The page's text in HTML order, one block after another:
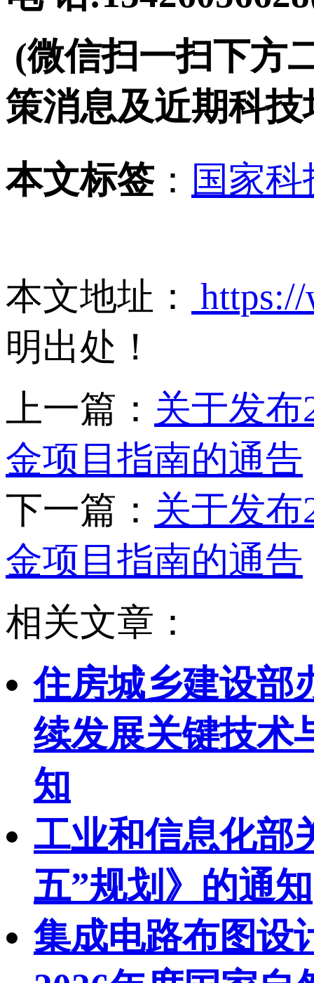
(微信扫一扫下方
策消息及近期科
本文标签： 国家
本文地址：
明出处！
上一篇： 关于发
金项目指南的通告
下一篇： 关于发
金项目指南的通告
相关文章：
住房城乡建设部
续发展关键技术
知
工业和信息化部
五”规划》的通知
集成电路布图设